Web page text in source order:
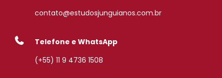
contato@estudosjunguianos.com.br
Telefone e WhatsApp
(+55) 11 9 4736 1508